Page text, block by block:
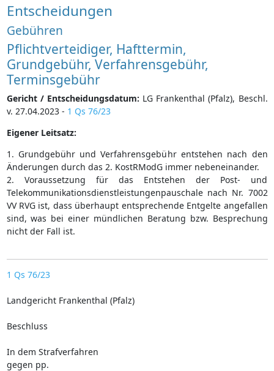
Entscheidungen
Gebühren
Pflichtverteidiger, Hafttermin,
Grundgebühr, Verfahrensgebühr,
Terminsgebühr
Gericht / Entscheidungsdatum: LG Frankenthal (Pfalz), Beschl.
v. 27.04.2023 - 1 Qs 76/23
Eigener Leitsatz:
1. Grundgebühr und Verfahrensgebühr entstehen nach den
Änderungen durch das 2. KostRModG immer nebeneinander.
2. Voraussetzung für das Entstehen der Post- und
Telekommunikationsdienstleistungenpauschale nach Nr. 7002
VV RVG ist, dass überhaupt entsprechende Entgelte angefallen
sind, was bei einer mündlichen Beratung bzw. Besprechung
nicht der Fall ist.
1 Qs 76/23
Landgericht Frankenthal (Pfalz)
Beschluss
In dem Strafverfahren
gegen pp.